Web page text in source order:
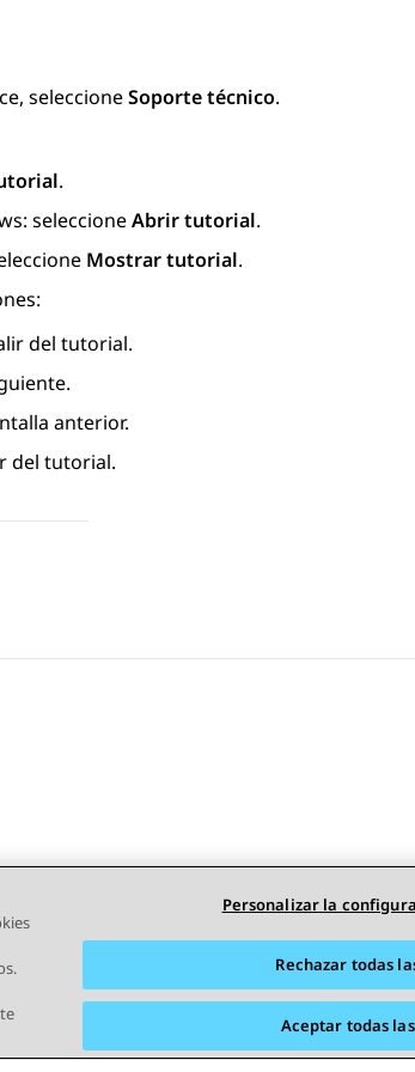
, seleccioneSoporte técnico.
.
seleccioneAbrir tutorial.
Mostrar tutorial.
del tutorial.
anterior.
del tutorial.
Personalizar la
Rechazar todas
Aceptar todas